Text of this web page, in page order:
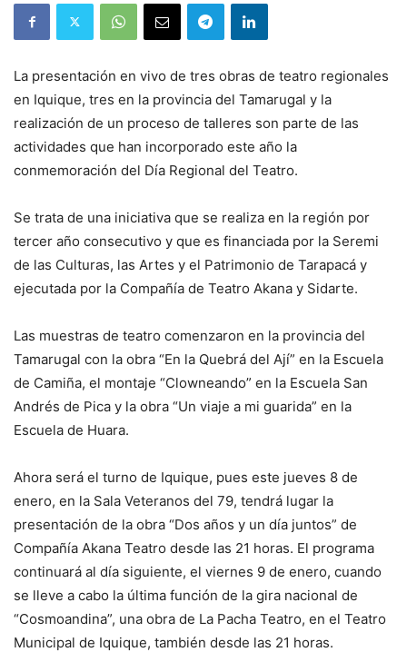
La presentación en vivo de tres obras de teatro regionales
en Iquique, tres en la provincia del Tamarugal y la
realización de un proceso de talleres son parte de las
actividades que han incorporado este año la
conmemoración del Día Regional del Teatro.
Se trata de una iniciativa que se realiza en la región por
tercer año consecutivo y que es financiada por la Seremi
de las Culturas, las Artes y el Patrimonio de Tarapacá y
ejecutada por la Compañía de Teatro Akana y Sidarte.
Las muestras de teatro comenzaron en la provincia del
Tamarugal con la obra “En la Quebrá del Ají” en la Escuela
de Camiña, el montaje “Clowneando” en la Escuela San
Andrés de Pica y la obra “Un viaje a mi guarida” en la
Escuela de Huara.
Ahora será el turno de Iquique, pues este jueves 8 de
enero, en la Sala Veteranos del 79, tendrá lugar la
presentación de la obra “Dos años y un día juntos” de
Compañía Akana Teatro desde las 21 horas. El programa
continuará al día siguiente, el viernes 9 de enero, cuando
se lleve a cabo la última función de la gira nacional de
“Cosmoandina”, una obra de La Pacha Teatro, en el Teatro
Municipal de Iquique, también desde las 21 horas.